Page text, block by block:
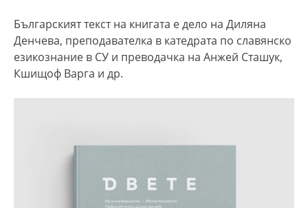
Българският текст на книгата е дело на Диляна
Денчева, преподавателка в катедрата по славянско
езикознание в СУ и преводачка на Анжей Сташук,
Кшищоф Варга и др.